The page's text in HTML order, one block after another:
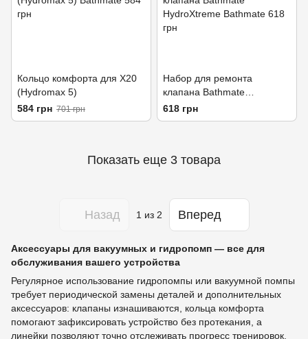
Кольцо комфорта для X20
(Hydromax 5)
584 грн 701 грн
Набор для ремонта
клапана Bathmate
HydroXtreme
618 грн
Показать еще 3 товара
Назад 1 из 2 Вперед
Аксессуары для вакуумных и гидропомп — все для
обслуживания вашего устройства
Регулярное использование гидропомпы или вакуумной помпы
требует периодической замены деталей и дополнительных
аксессуаров: клапаны изнашиваются, кольца комфорта
помогают зафиксировать устройство без протекания, а
линейки позволяют точно отслеживать прогресс тренировок.